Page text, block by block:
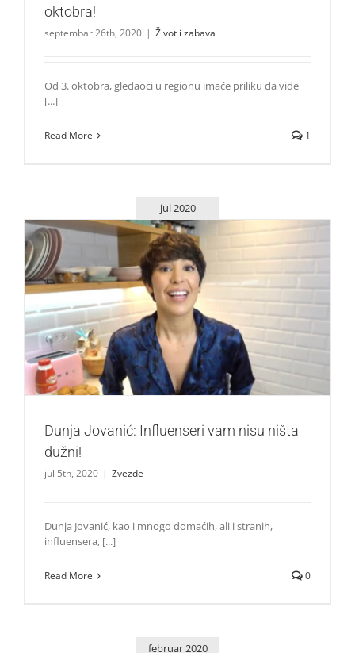
oktobra!
septembar 26th, 2020 | Život i zabava
Od 3. oktobra, gledaoci u regionu imaće priliku da vide
[...]
Read More 1
jul 2020
Dunja Jovanić: Influenseri vam nisu ništa dužni!
Zvezde
Dunja Jovanić: Influenseri vam nisu ništa
dužni!
jul 5th, 2020 | Zvezde
Dunja Jovanić, kao i mnogo domaćih, ali i stranih,
influensera, [...]
Read More 0
februar 2020